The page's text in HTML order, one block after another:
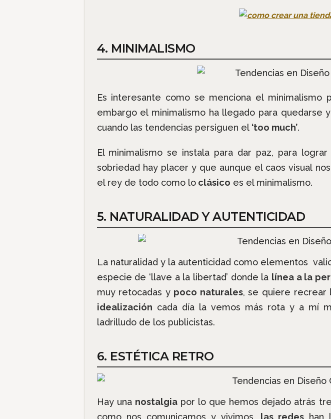
4. MINIMALISMO
Es interesante como se menciona el minimalismo
embargo el minimalismo ha llegado para quedarse
cuando las tendencias persiguen el‘too much’.
El minimalismo se instala para dar paz, para
sobriedad hay placer y que aunque el caos visual
el rey de todo como loclásico es el minimalismo.
5. NATURALIDAD Y AUTENTICIDAD
La naturalidad y la autenticidad como elementos
especie de ‘llave a la libertad’ donde la línea a la
muy retocadas y poco naturales, se quiere recrear
idealización cada día la vemos más rota y a mí
ladrilludo de los publicistas.
6. ESTÉTICA RETRO
Hay una nostalgiapor lo que hemos dejado atrás
como nos comunicamos y vivimos,
las redeshan